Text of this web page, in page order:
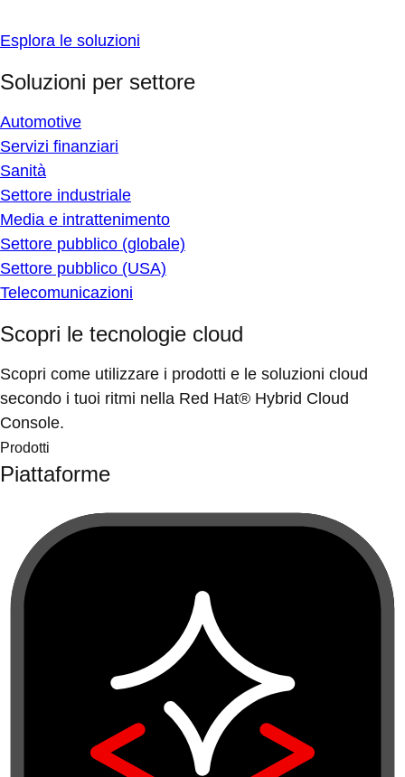
Esplora le soluzioni
Soluzioni per settore
Automotive
Servizi finanziari
Sanità
Settore industriale
Media e intrattenimento
Settore pubblico (globale)
Settore pubblico (USA)
Telecomunicazioni
Scopri le tecnologie cloud
Scopri come utilizzare i prodotti e le soluzioni cloud
secondo i tuoi ritmi nella Red Hat® Hybrid Cloud
Console.
Prodotti
Piattaforme